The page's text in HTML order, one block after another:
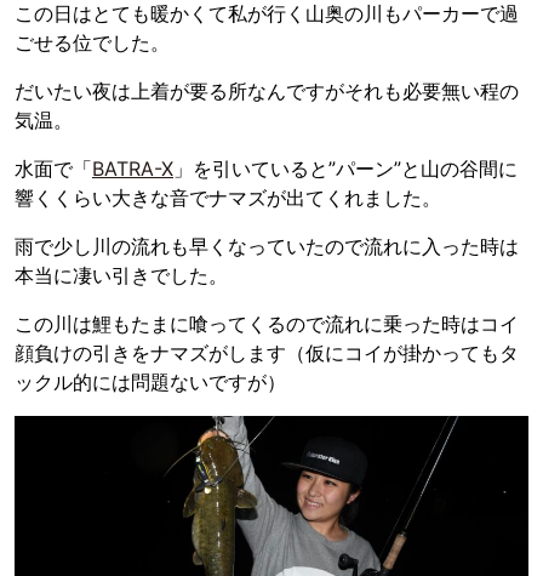
この日はとても暖かくて私が行く山奥の川もパーカーで過
ごせる位でした。
だいたい夜は上着が要る所なんですがそれも必要無い程の
気温。
水面で「BATRA-X 」を引いていると”パーン”と山の谷間に
響くくらい大きな音でナマズが出てくれました。
雨で少し川の流れも早くなっていたので流れに入った時は
本当に凄い引きでした。
この川は鯉もたまに喰ってくるので流れに乗った時はコイ
顔負けの引きをナマズがします（仮にコイが掛かってもタ
ックル的には問題ないですが）